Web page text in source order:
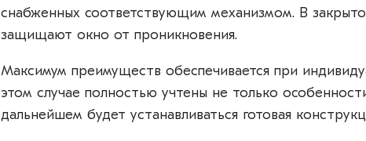
снабженных соответствующим механизмом. В
защищают окно от проникновения.
Максимум преимуществ обеспечивается при
этом случае полностью учтены не только
дальнейшем будет устанавливаться готовая